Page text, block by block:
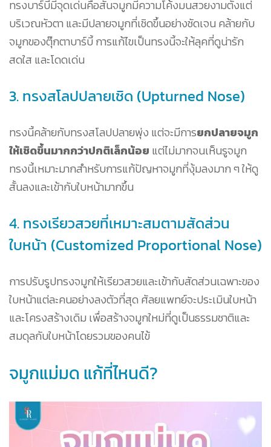
ทรงบาร์บี้มีจุดเด่นคือสันจมูกมีความโค้งมนสวยงามตั้งแต่
บริเวณหัวตา และมีปลายจมูกที่เชิดขึ้นอย่างชัดเจน คล้ายกับ
จมูกของตุ๊กตาบาร์บี้ การแก้ไขเป็นทรงนี้จะให้ลุคที่ดูน่ารัก
สดใส และโดดเด่น
3. ทรงสโลปปลายเชิด (Upturned Nose)
ทรงนี้คล้ายกับทรงสโลปปลายพุ่ง แต่จะมีการยกปลายจมูก
ให้เชิดขึ้นมากกว่าปกติเล็กน้อย แต่ไม่มากจนเห็นรูจมูก
ทรงนี้เหมาะมากสำหรับการแก้ปัญหาจมูกที่งุ้มลงมาก ๆ ให้ดู
สั้นลงและเข้ากับใบหน้ามากขึ้น
4. ทรงเรียวสวยที่เหมาะสมตามสัดส่วน
ใบหน้า (Customized Proportional Nose)
การปรับรูปทรงจมูกให้เรียวสวยและเข้ากับสัดส่วนเฉพาะของ
ใบหน้าแต่ละคนอย่างลงตัวที่สุด ศัลยแพทย์จะประเมินใบหน้า
และโครงสร้างเดิม เพื่อสร้างจมูกใหม่ที่ดูเป็นธรรมชาติและ
สมดุลกับใบหน้าโดยรวมของคนไข้
จมูกแม่มด แก้ที่ไหนดี?